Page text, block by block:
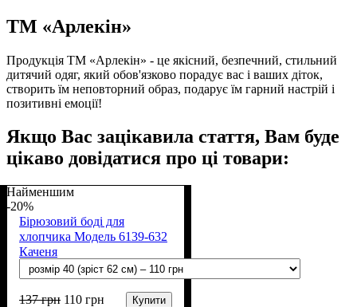
ТМ «Арлекін»
Продукція ТМ «Арлекін» - це якісний, безпечний, стильний
дитячий одяг, який обов'язково порадує вас і ваших діток,
створить їм неповторний образ, подарує їм гарний настрій і
позитивні емоції!
Якщо Вас зацікавила стаття, Вам буде
цікаво довідатися про ці товари:
Найменшим
-20%
Бірюзовий боді для
хлопчика Модель 6139-632
Каченя
137грн 110 грн Купити